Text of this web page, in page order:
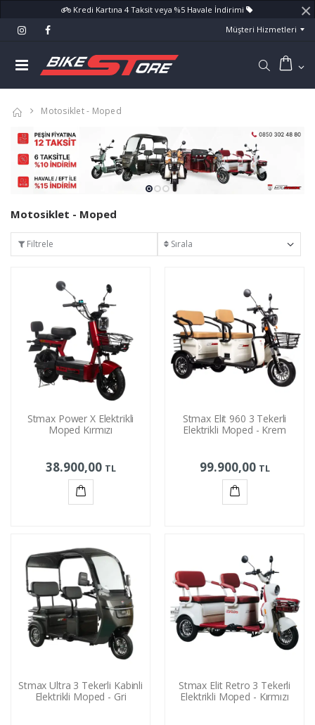
Kredi Kartına 4 Taksit veya %5 Havale İndirimi ×
Müşteri Hizmetleri
Motosiklet - Moped
Motosiklet - Moped
Filtrele
Stmax Power X Elektrikli
Moped Kırmızı
38.900,00 TL
Stmax Elit 960 3 Tekerli
Elektrikli Moped - Krem
99.900,00 TL
Stmax Ultra 3 Tekerli Kabinli
Elektrikli Moped - Gri
Stmax Elit Retro 3 Tekerli
Elektrikli Moped - Kırmızı